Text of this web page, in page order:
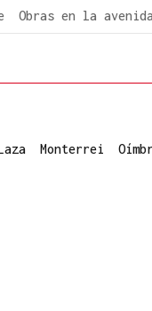
Obras en la
Monterrei